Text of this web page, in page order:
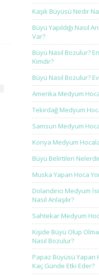
Kaşık Büyüsü Nedir
Büyü Yapıldığı Nasıl
Var?
Büyü Nasıl Bozulur?
Kimdir?
Büyü Nasıl Bozulur?
Amerika Medyum
Tekirdağ Medyum
Samsun Medyum
Konya Medyum
Büyü Belirtileri
Muska Yapan Hoca
Dolandırıcı Medyum
Nasıl Anlaşılır?
Sahtekar Medyum
Kişide Büyü Olup
Nasıl Bozulur?
Papaz Büyüsü Yapan
Kaç Günde Etki Eder?